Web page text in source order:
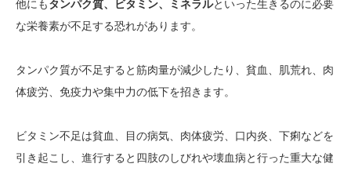
他にもタンパク質、ビタミン、ミネラルといった生きるのに必要
な栄養素が不足する恐れがあります。
タンパク質が不足すると筋肉量が減少したり、貧血、肌荒れ、肉
体疲労、免疫力や集中力の低下を招きます。
ビタミン不足は貧血、目の病気、肉体疲労、口内炎、下痢などを
引き起こし、進行すると四肢のしびれや壊血病と行った重大な健